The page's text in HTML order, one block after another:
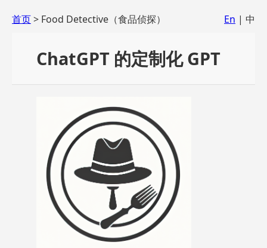
首页> Food Detective（食品侦探） En | 中
ChatGPT 的定制化 GPT